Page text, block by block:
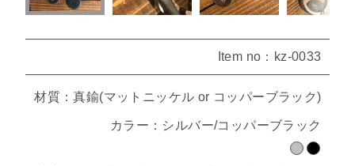
Item no：kz-0033
材質：真鍮(マットニッケル or コッパーブラック)
カラー：シルバー/コッパーブラック